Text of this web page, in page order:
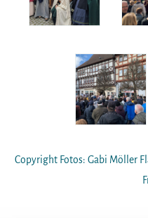
Copyright Fotos: Gabi Möller